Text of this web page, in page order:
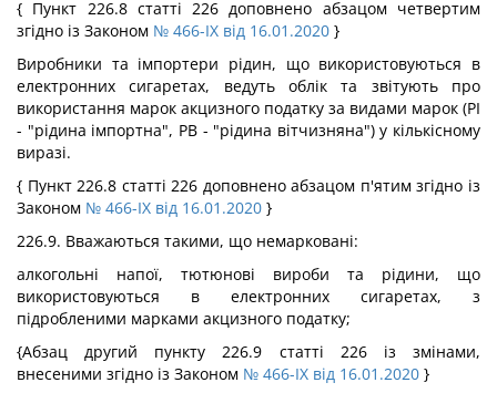
{ Пункт 226.8 статті 226 доповнено абзацом четвертим
згідно із Законом № 466-IX від 16.01.2020 }
Виробники та імпортери рідин, що використовуються в
електронних сигаретах, ведуть облік та звітують про
використання марок акцизного податку за видами марок (РІ
- "рідина імпортна", РВ - "рідина вітчизняна") у кількісному
виразі.
{ Пункт 226.8 статті 226 доповнено абзацом п'ятим згідно із
Законом № 466-IX від 16.01.2020 }
226.9. Вважаються такими, що немарковані:
алкогольні напої, тютюнові вироби та рідини, що
використовуються в електронних сигаретах, з
підробленими марками акцизного податку;
{Абзац другий пункту 226.9 статті 226 із змінами,
внесеними згідно із Законом № 466-IX від 16.01.2020 }